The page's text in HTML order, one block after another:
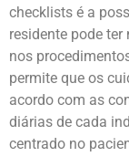
checklists é a
residente pode
nos
permite que os
acordo com as
diárias de cada
centrado no